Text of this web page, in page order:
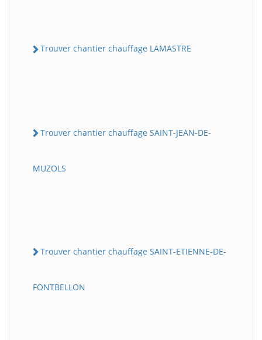
Trouver chantier chauffage LAMASTRE
Trouver chantier chauffage SAINT-JEAN-DE-
MUZOLS
Trouver chantier chauffage SAINT-ETIENNE-DE-
FONTBELLON